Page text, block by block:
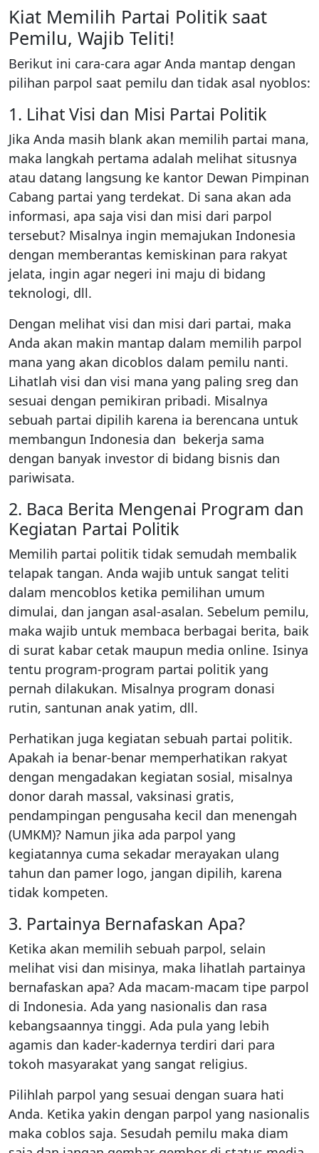
Kiat Memilih Partai Politik saat
Pemilu, Wajib Teliti!
Berikut ini cara-cara agar Anda mantap dengan
pilihan parpol saat pemilu dan tidak asal nyoblos:
1. Lihat Visi dan Misi Partai Politik
Jika Anda masih blank akan memilih partai mana,
maka langkah pertama adalah melihat situsnya
atau datang langsung ke kantor Dewan Pimpinan
Cabang partai yang terdekat. Di sana akan ada
informasi, apa saja visi dan misi dari parpol
tersebut? Misalnya ingin memajukan Indonesia
dengan memberantas kemiskinan para rakyat
jelata, ingin agar negeri ini maju di bidang
teknologi, dll.
Dengan melihat visi dan misi dari partai, maka
Anda akan makin mantap dalam memilih parpol
mana yang akan dicoblos dalam pemilu nanti.
Lihatlah visi dan visi mana yang paling sreg dan
sesuai dengan pemikiran pribadi. Misalnya
sebuah partai dipilih karena ia berencana untuk
membangun Indonesia dan bekerja sama
dengan banyak investor di bidang bisnis dan
pariwisata.
2. Baca Berita Mengenai Program dan
Kegiatan Partai Politik
Memilih partai politik tidak semudah membalik
telapak tangan. Anda wajib untuk sangat teliti
dalam mencoblos ketika pemilihan umum
dimulai, dan jangan asal-asalan. Sebelum pemilu,
maka wajib untuk membaca berbagai berita, baik
di surat kabar cetak maupun media online. Isinya
tentu program-program partai politik yang
pernah dilakukan. Misalnya program donasi
rutin, santunan anak yatim, dll.
Perhatikan juga kegiatan sebuah partai politik.
Apakah ia benar-benar memperhatikan rakyat
dengan mengadakan kegiatan sosial, misalnya
donor darah massal, vaksinasi gratis,
pendampingan pengusaha kecil dan menengah
(UMKM)? Namun jika ada parpol yang
kegiatannya cuma sekadar merayakan ulang
tahun dan pamer logo, jangan dipilih, karena
tidak kompeten.
3. Partainya Bernafaskan Apa?
Ketika akan memilih sebuah parpol, selain
melihat visi dan misinya, maka lihatlah partainya
bernafaskan apa? Ada macam-macam tipe parpol
di Indonesia. Ada yang nasionalis dan rasa
kebangsaannya tinggi. Ada pula yang lebih
agamis dan kader-kadernya terdiri dari para
tokoh masyarakat yang sangat religius.
Pilihlah parpol yang sesuai dengan suara hati
Anda. Ketika yakin dengan parpol yang nasionalis
maka coblos saja. Sesudah pemilu maka diam